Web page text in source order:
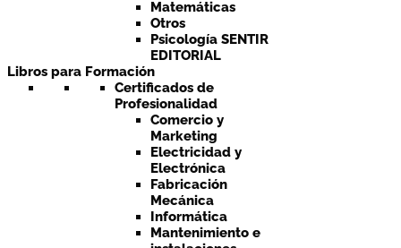
Matemáticas
Otros
Psicología SENTIR
EDITORIAL
Libros para Formación
Certificados de
Profesionalidad
Comercio y
Marketing
Electricidad y
Electrónica
Fabricación
Mecánica
Informática
Mantenimiento e